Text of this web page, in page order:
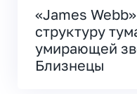
«James
структуру
умирающей
Близнецы